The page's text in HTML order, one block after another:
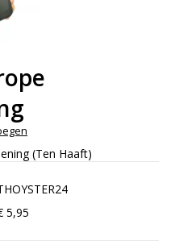
(Ten Haaft)
5,95